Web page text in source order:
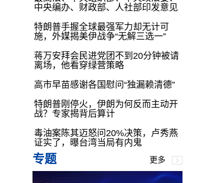
中央编办、财政部、人社部印发意见
特朗普手握全球最强军力却无计可
施，外媒揭美伊战争“无解三选一”
蒋万安拜会民进党团不到20分钟被请
离场，他看穿绿营策略
高市早苗感谢各国慰问“独漏赖清德”
特朗普刚停火，伊朗为何反而主动开
战？专家揭背后算计
毒油案陈其迈怒问20%决策，卢秀燕
证实了，曝台湾当局有内鬼
专题 更多